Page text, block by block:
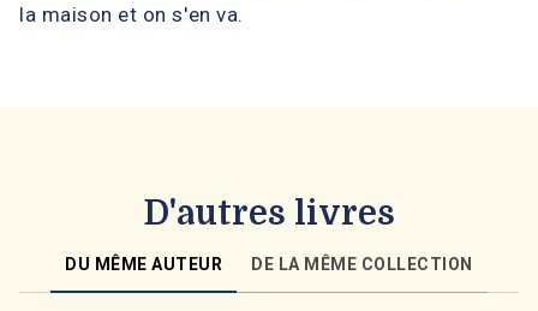
la maison et on s'en va.
D'autres livres
DU MÊME AUTEUR DE LA MÊME COLLECTION